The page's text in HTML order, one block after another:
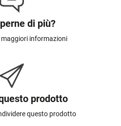
di più?
informazioni
prodotto
questo prodotto